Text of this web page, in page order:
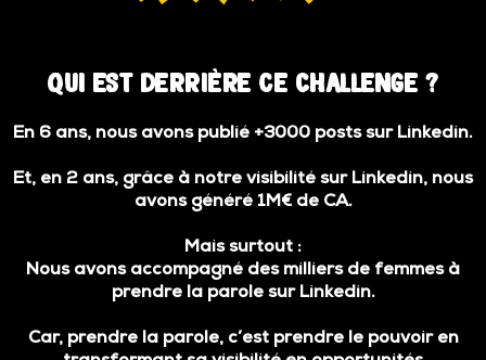
Qui est derrière ce Challenge ?
En 6 ans, nous avons publié +3000 posts sur Linkedin.
Et, en 2 ans, grâce à notre visibilité sur Linkedin, nous
avons généré 1M€ de CA.
Mais surtout :
Nous avons accompagné des milliers de femmes à
prendre la parole sur Linkedin.
Car, prendre la parole, c’est prendre le pouvoir en